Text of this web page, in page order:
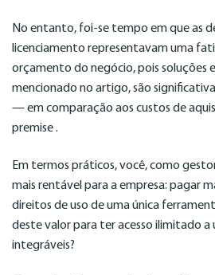
No entanto, foi-se tempo em que as
licenciamento representavam uma
orçamento do negócio, pois soluções
mencionado no artigo, são
— em comparação aos custos de
premise .
Em termos práticos, você, como
mais rentável para a empresa: pagar
direitos de uso de uma única
deste valor para ter acesso ilimitado a
integráveis?